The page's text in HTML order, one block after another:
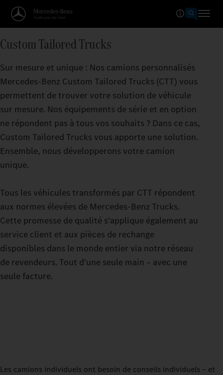
Custom Tailored Trucks
Sur mesure et unique : Nos camions personnalisés
Mercedes‑Benz Custom Tailored Trucks (CTT) vous
permettent de trouver votre solution de véhicule
sur mesure. Nos équipements de série et en option
ne répondent pas à tous vos souhaits ? Dans ce cas,
Custom Tailored Trucks vous apporte une solution.
Ensemble, nous développerons votre camion
unique.
Tous les véhicules transformés par CTT répondent
aux normes élevées de Mercedes‑Benz Trucks.
Cette promesse de qualité s'applique également au
service client et aux pièces de rechange
disponibles dans le monde entier via notre réseau
de revendeurs. Tout d'une seule main – avec une
seule facture.
Les camions individuels ont besoin de conseils individuels – et